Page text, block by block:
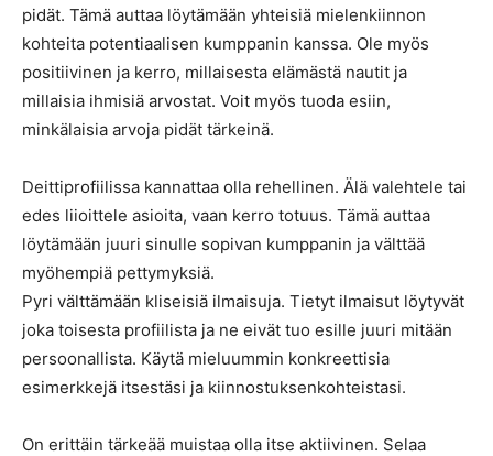
pidät. Tämä auttaa löytämään yhteisiä mielenkiinnon
kohteita potentiaalisen kumppanin kanssa. Ole myös
positiivinen ja kerro, millaisesta elämästä nautit ja
millaisia ihmisiä arvostat. Voit myös tuoda esiin,
minkälaisia arvoja pidät tärkeinä.
Deittiprofiilissa kannattaa olla rehellinen. Älä valehtele tai
edes liioittele asioita, vaan kerro totuus. Tämä auttaa
löytämään juuri sinulle sopivan kumppanin ja välttää
myöhempiä pettymyksiä.
Pyri välttämään kliseisiä ilmaisuja. Tietyt ilmaisut löytyvät
joka toisesta profiilista ja ne eivät tuo esille juuri mitään
persoonallista. Käytä mieluummin konkreettisia
esimerkkejä itsestäsi ja kiinnostuksenkohteistasi.
On erittäin tärkeää muistaa olla itse aktiivinen. Selaa